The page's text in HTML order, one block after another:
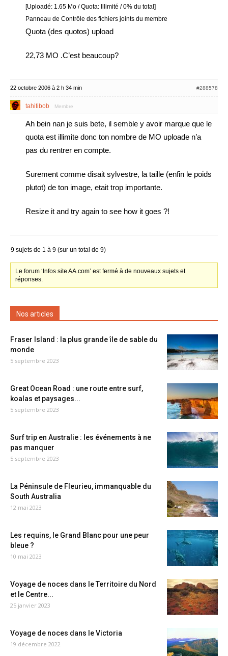
[Uploadé: 1.65 Mo / Quota: Illimité / 0% du total]
Panneau de Contrôle des fichiers joints du membre
Quota (des quotos) upload
22,73 MO .C’est beaucoup?
22 octobre 2006 à 2 h 34 min #288578
tahitibob Membre
Ah bein nan je suis bete, il semble y avoir marque que le
quota est illimite donc ton nombre de MO uploade n’a
pas du rentrer en compte.
Surement comme disait sylvestre, la taille (enfin le poids
plutot) de ton image, etait trop importante.
Resize it and try again to see how it goes ?!
9 sujets de 1 à 9 (sur un total de 9)
Le forum ‘Infos site AA.com’ est fermé à de nouveaux sujets et
réponses.
Nos articles
Fraser Island : la plus grande île de sable du
monde
5 septembre 2023
Great Ocean Road : une route entre surf,
koalas et paysages...
5 septembre 2023
Surf trip en Australie : les événements à ne
pas manquer
5 septembre 2023
La Péninsule de Fleurieu, immanquable du
South Australia
12 mai 2023
Les requins, le Grand Blanc pour une peur
bleue ?
10 mai 2023
Voyage de noces dans le Territoire du Nord
et le Centre...
25 janvier 2023
Voyage de noces dans le Victoria
19 décembre 2022